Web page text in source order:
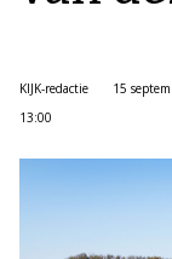
KIJK-redactie
15
13:00